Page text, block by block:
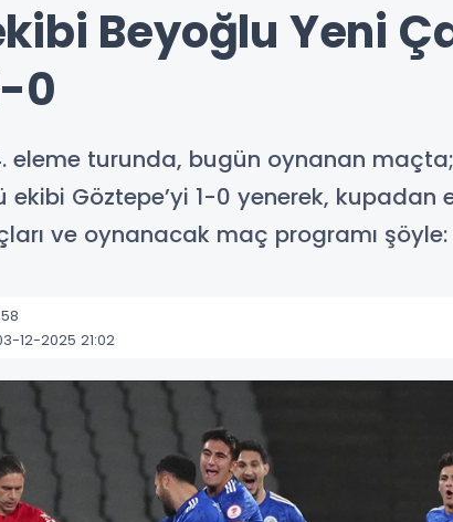
Beyoğlu Yeni
0
eleme turunda, bugün oynanan
ekibi Göztepe’yi 1-0 yenerek,
ve oynanacak maç programı şöyle:
12-2025 21:02